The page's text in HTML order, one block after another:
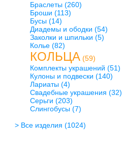
Браслеты (260)
Броши (113)
Бусы (14)
Диадемы и ободки (54)
Заколки и шпильки (5)
Колье (82)
КОЛЬЦА (59)
Комплекты украшений (51)
Кулоны и подвески (140)
Лариаты (4)
Свадебные украшения (32)
Серьги (203)
Слингобусы (7)
> Все изделия (1024)